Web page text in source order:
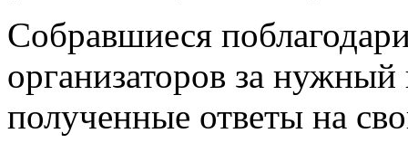
Собравшиеся
организаторов за
полученные ответы на